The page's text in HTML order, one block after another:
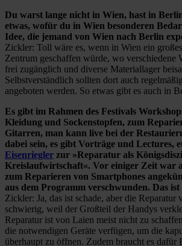
Du warst lange nicht in Wien, hast in
etwas, wofür du in Wien besonderen
Idee, die jemand von Wien nach Berlin
Zickler: Toll wäre es, wenn in Wien ein
Zentrum geschaffen würde, wo verschiedene
frei zugänglich und diverse Materiallager
Selbstverständlich sollten dort auch
angeboten werden. So etwas gibt es auch in
Es gibt im Rahmen des Festivals
Kleidung und Sockenstopfen, zum
Gitarren, man kann live bei der
dabei sein, es gibt Vorträge und Lectures,
Eisenriegler zur »Reparatur als
Kreislaufwirtschaft«. Vor einiger Zeit war
zum Reparieren von Smartphones
aus dem Programm verschwunden. Das ist
Zickler: Ja, das ist schade, aber die Reparatur
schwierig, weil der Großteil der Handys
Reparatur ist von Laien meist nicht zu
die notwendigen Geräte verfügen, um die
überhaupt zu öffnen. Zudem braucht es dafür